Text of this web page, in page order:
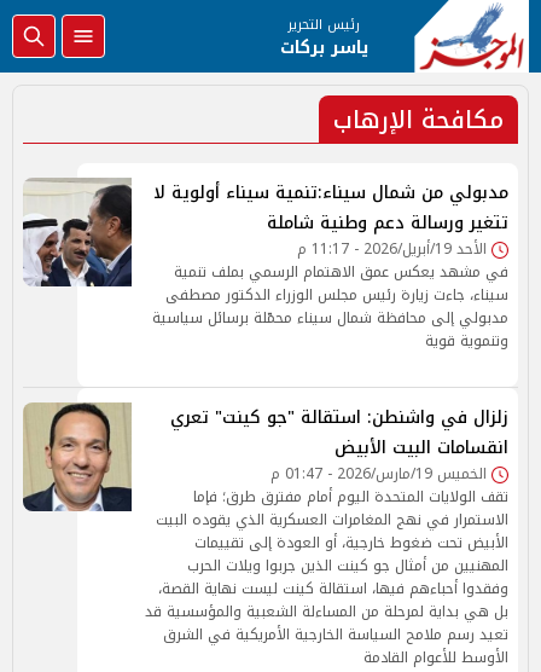
رئيس التحرير
ياسر بركات
مكافحة الإرهاب
مدبولي من شمال سيناء:تنمية سيناء أولوية لا
تتغير ورسالة دعم وطنية شاملة
الأحد 19/أبريل/2026 - 11:17 م
في مشهد يعكس عمق الاهتمام الرسمي بملف تنمية
سيناء، جاءت زيارة رئيس مجلس الوزراء الدكتور مصطفى
مدبولي إلى محافظة شمال سيناء محمّلة برسائل سياسية
وتنموية قوية
زلزال في واشنطن: استقالة "جو كينت" تعري
انقسامات البيت الأبيض
الخميس 19/مارس/2026 - 01:47 م
تقف الولايات المتحدة اليوم أمام مفترق طرق؛ فإما
الاستمرار في نهج المغامرات العسكرية الذي يقوده البيت
الأبيض تحت ضغوط خارجية، أو العودة إلى تقييمات
المهنيين من أمثال جو كينت الذين جربوا ويلات الحرب
وفقدوا أحباءهم فيها، استقالة كينت ليست نهاية القصة،
بل هي بداية لمرحلة من المساءلة الشعبية والمؤسسية قد
تعيد رسم ملامح السياسة الخارجية الأمريكية في الشرق
الأوسط للأعوام القادمة